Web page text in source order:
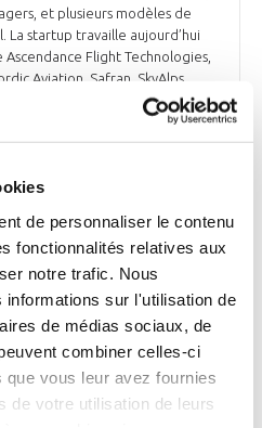
de personnaliser le contenu
fonctionnalités relatives aux
notre trafic. Nous
informations sur l'utilisation de
de médias sociaux, de
combiner celles-ci
vous leur avez fournies
de votre utilisation de leurs
et plusieurs modèles de
La startup travaille aujourd’hui
Flight Technologies,
Aviation, Safran, SkyAlps,
succès les 1ers